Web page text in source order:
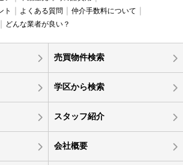
ト
よくある質問
仲介手数料について
どんな業者が良い？
売買物件検索
学区から検索
スタッフ紹介
会社概要